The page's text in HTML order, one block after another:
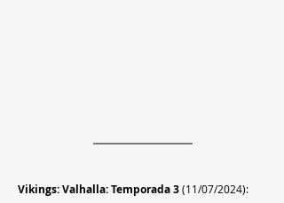
Vikings: Valhalla: Temporada 3 (11/07/2024):